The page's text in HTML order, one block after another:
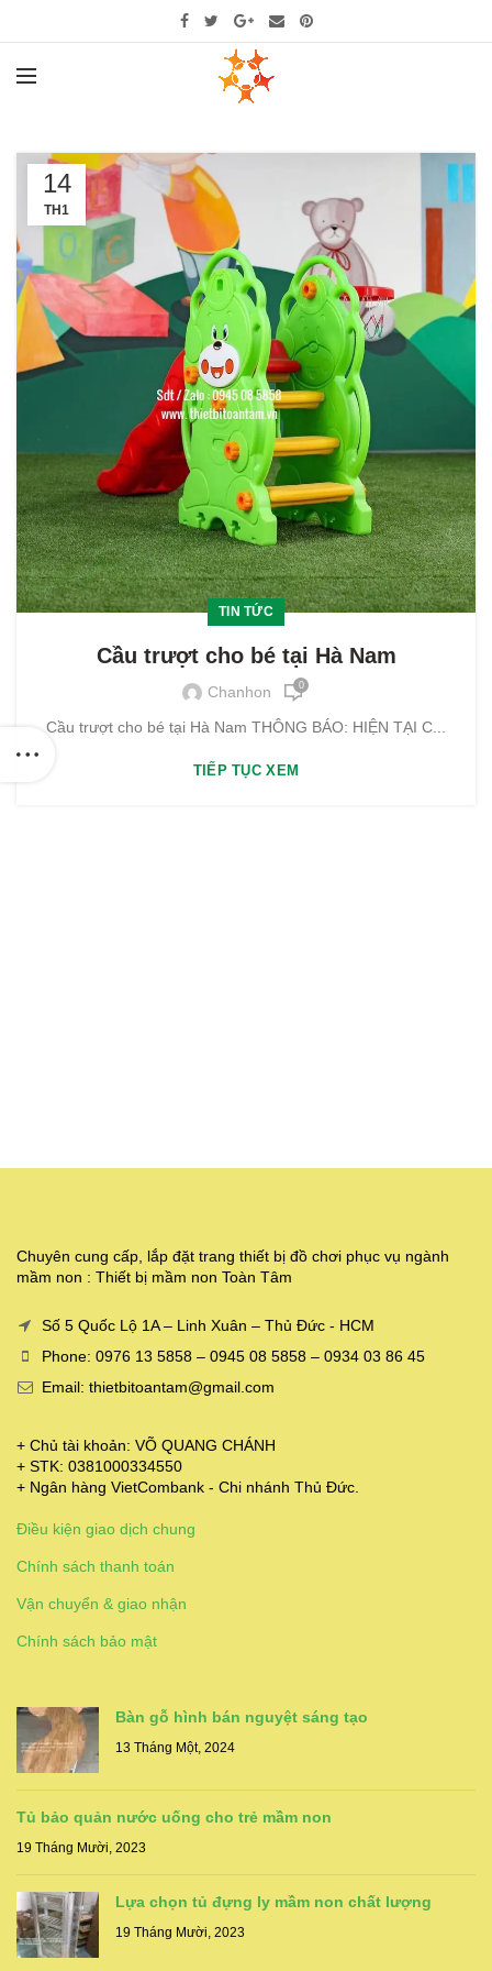
14
TH1
TIN TỨC
Cầu trượt cho bé tại Hà Nam
Chanhon 0
Cầu trượt cho bé tại Hà Nam THÔNG BÁO: HIỆN TẠI C...
TIẾP TỤC XEM
Chuyên cung cấp, lắp đặt trang thiết bị đồ chơi phục vụ ngành
mầm non : Thiết bị mầm non Toàn Tâm
Số 5 Quốc Lộ 1A – Linh Xuân – Thủ Đức - HCM
Phone: 0976 13 5858 – 0945 08 5858 – 0934 03 86 45
Email: thietbitoantam@gmail.com
+ Chủ tài khoản: VÕ QUANG CHÁNH
+ STK: 0381000334550
+ Ngân hàng VietCombank - Chi nhánh Thủ Đức.
Điều kiện giao dịch chung
Chính sách thanh toán
Vận chuyển & giao nhận
Chính sách bảo mật
Bàn gỗ hình bán nguyệt sáng tạo
13 Tháng Một, 2024
Tủ bảo quản nước uống cho trẻ mầm non
19 Tháng Mười, 2023
Lựa chọn tủ đựng ly mầm non chất lượng
19 Tháng Mười, 2023